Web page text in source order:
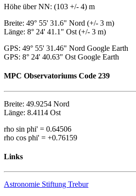
Höhe über NN: (103 +/- 4) m
Breite: 49° 55' 31.6" Nord (+/- 3 m)
Länge: 8° 24' 41.1" Ost (+/- 3 m)
GPS: 49° 55' 31.46" Nord Google Earth
GPS: 8° 24' 40.63" Ost Google Earth
MPC Observatoriums Code 239
Breite: 49.9254 Nord
Länge: 8.4114 Ost
rho sin phi' = 0.64506
rho cos phi' = +0.76159
Links
Astronomie Stiftung Trebur